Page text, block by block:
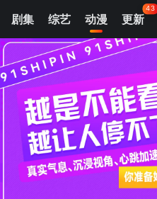
剧集 综艺 动漫 更新
43
我的观影记录
剑勇传说
清空